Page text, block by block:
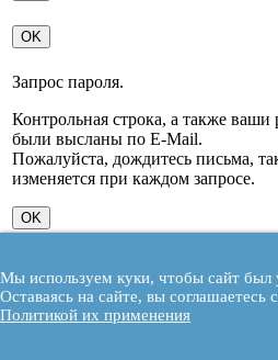
OK
Запрос пароля.
Контрольная строка, а также
были высланы по E-Mail.
Пожалуйста, дождитесь письма,
изменяется при каждом запросе.
OK
Спасибо!
Мы получили ваш запрос и в
Мы используем куки, чтобы сайт был
Оставаясь на сайте, вы соглашаетесь с
Политикой их применения